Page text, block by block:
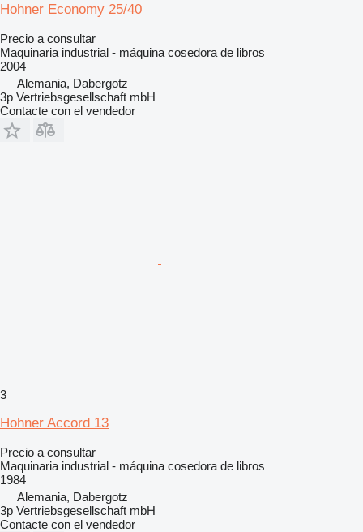
Hohner Economy 25/40
Precio a consultar
Maquinaria industrial - máquina cosedora de libros
2004
Alemania, Dabergotz
3p Vertriebsgesellschaft mbH
Contacte con el vendedor
3
Hohner Accord 13
Precio a consultar
Maquinaria industrial - máquina cosedora de libros
1984
Alemania, Dabergotz
3p Vertriebsgesellschaft mbH
Contacte con el vendedor